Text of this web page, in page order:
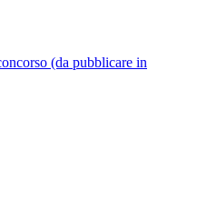
(da pubblicare in